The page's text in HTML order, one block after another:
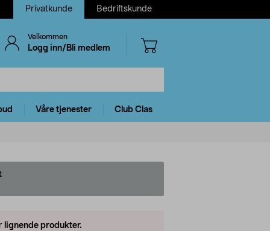
Privatkunde Bedriftskunde
Velkommen
Logg inn/Bli medlem
Våre tjenester Club Clas
lignende produkter.